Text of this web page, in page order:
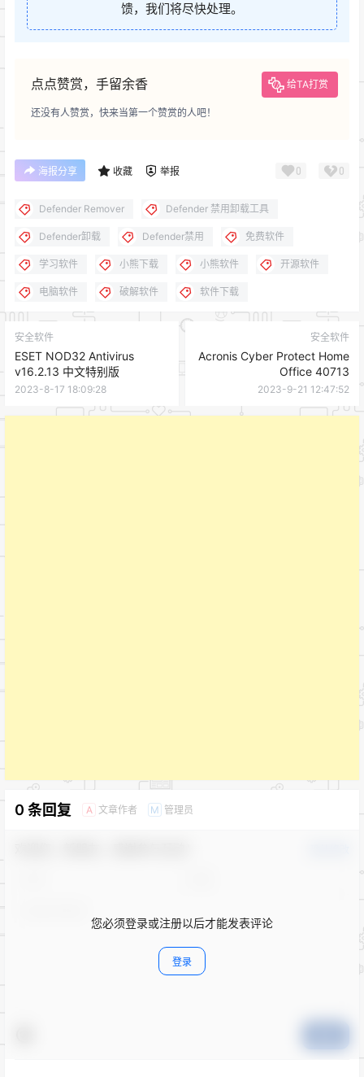
馈，我们将尽快处理。
点点赞赏，手留余香 给TA打赏
还没有人赞赏，快来当第一个赞赏的人吧！
海报分享 收藏 举报 0 0
Defender Remover Defender 禁用卸载工具
Defender卸载 Defender禁用 免费软件
学习软件 小熊下载 小熊软件 开源软件
电脑软件 破解软件 软件下载
安全软件
ESET NOD32 Antivirus
v16.2.13 中文特别版
2023-8-17 18:09:28
安全软件
Acronis Cyber Protect Home
Office 40713
2023-9-21 12:47:52
0 条回复 A 文章作者 M 管理员
您必须登录或注册以后才能发表评论
登录